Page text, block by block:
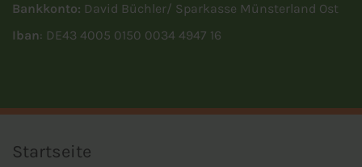
Bankkonto: David Büchler/ Sparkasse Münsterland Ost
Iban: DE43 4005 0150 0034 4947 16
Startseite